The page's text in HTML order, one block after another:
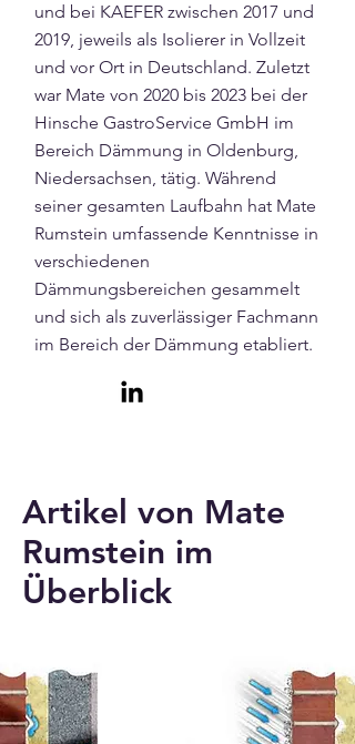
und bei KAEFER zwischen 2017 und
2019, jeweils als Isolierer in Vollzeit
und vor Ort in Deutschland. Zuletzt
war Mate von 2020 bis 2023 bei der
Hinsche GastroService GmbH im
Bereich Dämmung in Oldenburg,
Niedersachsen, tätig. Während
seiner gesamten Laufbahn hat Mate
Rumstein umfassende Kenntnisse in
verschiedenen
Dämmungsbereichen gesammelt
und sich als zuverlässiger Fachmann
im Bereich der Dämmung etabliert.
Artikel von Mate
Rumstein im
Überblick